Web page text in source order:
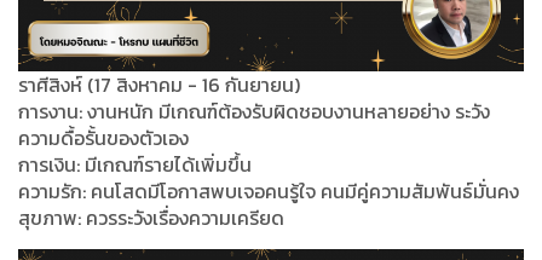
ราศีสิงห์ (17 สิงหาคม - 16 กันยายน)
การงาน: งานหนัก มีเกณฑ์ต้องรับผิดชอบงานหลายอย่าง ระวัง
ความดื้อรั้นของตัวเอง
การเงิน: มีเกณฑ์รายได้เพิ่มขึ้น
ความรัก: คนโสดมีโอกาสพบเจอคนรู้ใจ คนมีคู่ความสัมพันธ์มั่นคง
สุขภาพ: ควรระวังเรื่องความเครียด